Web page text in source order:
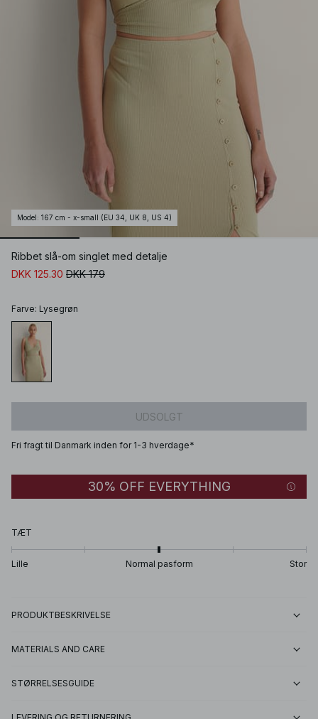
Model : 167 cm - x-small (EU 34, UK 8, US 4)
Ribbet slå-om singlet med detalje
DKK 125.30 DKK 179
Farve: Lysegrøn
UDSOLGT
Fri fragt til Danmark inden for 1-3 hverdage*
30% OFF EVERYTHING
TÆT
Lille Normal pasform Stor
PRODUKTBESKRIVELSE
MATERIALS AND CARE
STØRRELSESGUIDE